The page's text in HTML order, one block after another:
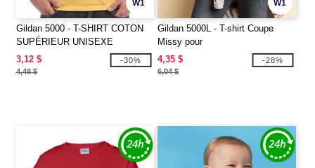
W1
Gildan 5000 - T-SHIRT COTON
SUPÉRIEUR UNISEXE
3,12 $
4,48 $
-30%
W1
Gildan 5000L - T-shirt Coupe
Missy pour
4,35 $
6,04 $
-28%